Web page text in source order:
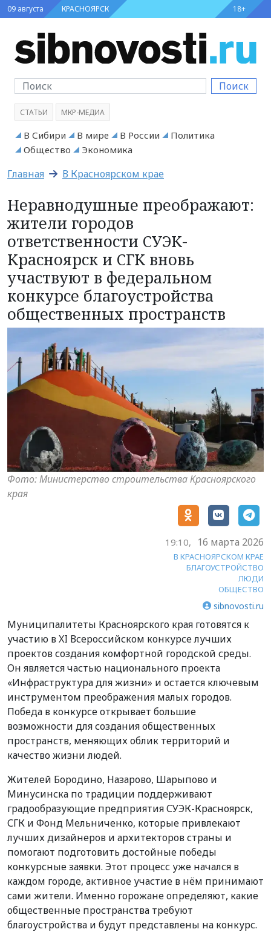
09 августа КРАСНОЯРСК 18+
Поиск
СТАТЬИ МКР-МЕДИА
В Сибири В мире В России
Политика
Общество
Экономика
Главная В Красноярском крае
Неравнодушные преображают:
жители городов
ответственности СУЭК-
Красноярск и СГК вновь
участвуют в федеральном
конкурсе благоустройства
общественных пространств
Фото: Министерство строительства Красноярского
края
19:10, 16 марта 2026
В КРАСНОЯРСКОМ КРАЕ
БЛАГОУСТРОЙСТВО
ЛЮДИ
ОБЩЕСТВО
sibnovosti.ru
Муниципалитеты Красноярского края готовятся к
участию в XI Всероссийском конкурсе лучших
проектов создания комфортной городской среды.
Он является частью национального проекта
«Инфраструктура для жизни» и остается ключевым
инструментом преображения малых городов.
Победа в конкурсе открывает большие
возможности для создания общественных
пространств, меняющих облик территорий и
качество жизни людей.
Жителей Бородино, Назарово, Шарыпово и
Минусинска по традиции поддерживают
градообразующие предприятия СУЭК-Красноярск,
СГК и Фонд Мельниченко, которые привлекают
лучших дизайнеров и архитекторов страны и
помогают подготовить достойные победы
конкурсные заявки. Этот процесс уже начался в
каждом городе, активное участие в нём принимают
сами жители. Именно горожане определяют, какие
общественные пространства требуют
благоустройства и будут представлены на конкурс.